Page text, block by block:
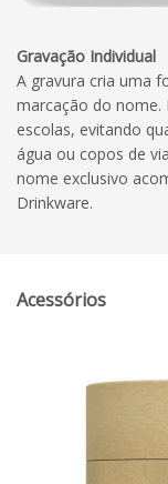
Gravação Individual
A gravura cria uma
marcação do nome.
escolas, evitando
água ou copos de
nome exclusivo
Drinkware.
Acessórios